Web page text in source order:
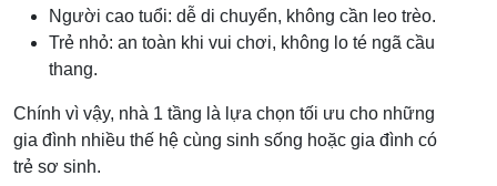
Người cao tuổi: dễ di chuyển, không cần leo trèo.
Trẻ nhỏ: an toàn khi vui chơi, không lo té ngã cầu
thang.
Chính vì vậy, nhà 1 tầng là lựa chọn tối ưu cho những
gia đình nhiều thế hệ cùng sinh sống hoặc gia đình có
trẻ sơ sinh.